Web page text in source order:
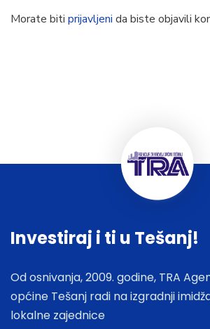
Morate biti prijavljeni da biste objavili
Investiraj i ti u Tešanj!
Od osnivanja, 2009. godine, TRA
općine Tešanj radi na izgradnji
lokalne zajednice